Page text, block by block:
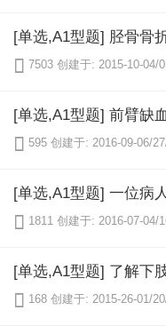
 7503 创建于: 2015-10-04/
[单选,A1型题] 前臂缺
 595 创建于: 2016-09-06/
 1811 创建于: 2016-07-04/
[单选,A1型题] 了解下
 168 创建于: 2015-26-01/